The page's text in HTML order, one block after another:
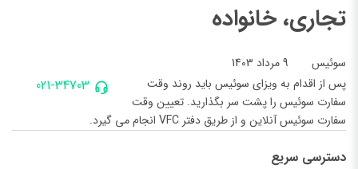
تجاری، خانواده
سوئیس 9 مرداد 1403
021-34703
پس از اقدام به ویزای سوئیس باید روند وقت
سفارت سوئیس را پشت سر بگذارید. تعیین وقت
سفارت سوئیس آنلاین و از طریق دفتر VFC انجام می گیرد.
دسترسی سریع